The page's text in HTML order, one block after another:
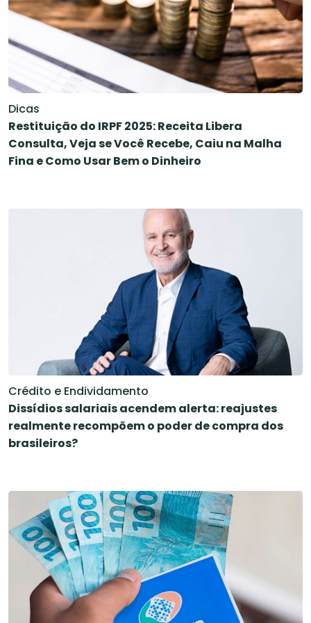
Dicas
Restituição do IRPF 2025: Receita Libera
Consulta, Veja se Você Recebe, Caiu na Malha
Fina e Como Usar Bem o Dinheiro
Crédito e Endividamento
Dissídios salariais acendem alerta: reajustes
realmente recompõem o poder de compra dos
brasileiros?